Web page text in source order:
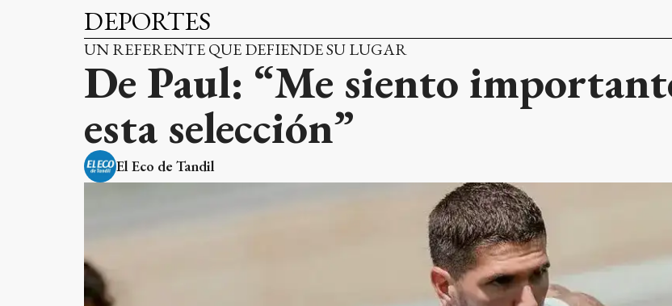
DEPORTES
UN REFERENTE QUE DEFIENDE SU LUGAR
De Paul: “Me siento
esta selección”
El Eco de Tandil